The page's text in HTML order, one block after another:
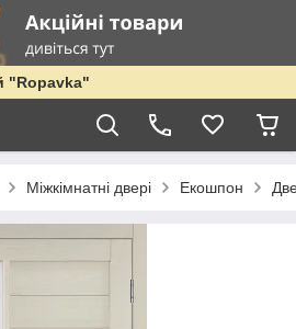
"Ropavka"
Міжкімнатні двері Екошпон